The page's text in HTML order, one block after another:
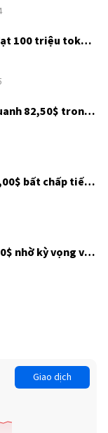
100 triệu token
sẽ có gì
82,50$ trong
giao Mỹ-Iran
bất chấp tiến
Đông
nhờ kỳ vọng về
Giao dịch